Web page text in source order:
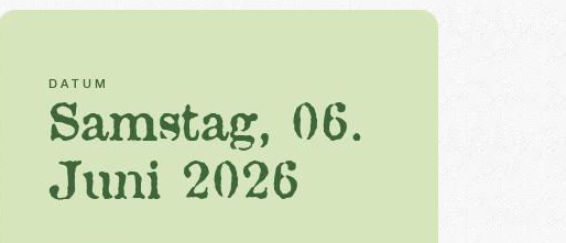
DATUM
Samstag, 06.
Juni 2026